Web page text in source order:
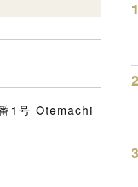
1号 Otemachi